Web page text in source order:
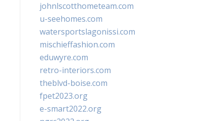
johnlscotthometeam.com
u-seehomes.com
watersportslagonissi.com
mischieffashion.com
eduwyre.com
retro-interiors.com
theblvd-boise.com
fpet2023.org
e-smart2022.org